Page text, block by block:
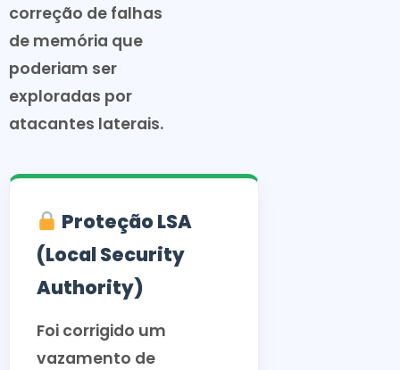
correção de falhas
de memória que
poderiam ser
exploradas por
atacantes laterais.
Proteção LSA
(Local Security
Authority)
Foi corrigido um
vazamento de